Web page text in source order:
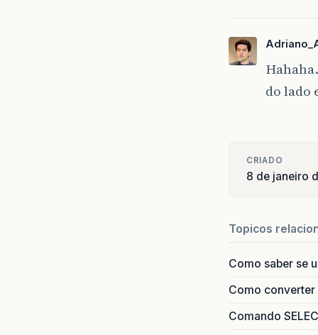
do lado
CRIADO
8 de janeiro
Topicos
Como saber se
Como converter
Comando